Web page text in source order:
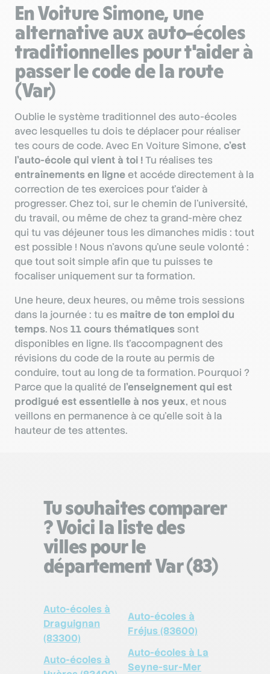
En Voiture Simone, une
alternative aux auto-écoles
traditionnelles pour t'aider à
passer le code de la route
(Var)
Oublie le système traditionnel des auto-écoles
avec lesquelles tu dois te déplacer pour réaliser
tes cours de code. Avec En Voiture Simone, c’est
l’auto-école qui vient à toi !Tu réalises tes
entraînements en ligneet accéde directement à la
correction de tes exercices pour t'aider à
progresser. Chez toi, sur le chemin de l’université,
du travail, ou même de chez ta grand-mère chez
qui tu vas déjeuner tous les dimanches midis : tout
est possible ! Nous n’avons qu’une seule volonté :
que tout soit simple afin que tu puisses te
focaliser uniquement sur ta formation.
Une heure, deux heures, ou même trois sessions
dans la journée : tu es maître de ton emploi du
temps. Nos 11 cours thématiques sont
disponibles en ligne. Ils t'accompagnent des
révisions du code de la route au permis de
conduire, tout au long de ta formation. Pourquoi ?
Parce que la qualité de l’enseignement qui est
prodigué est essentielle à nos yeux, et nous
veillons en permanence à ce qu’elle soit à la
hauteur de tes attentes.
Tu souhaites comparer
? Voici la liste des
villes pour le
département Var (83)
Auto-écoles à
Draguignan
(83300)
Auto-écoles à
Fréjus (83600)
Auto-écoles à
Auto-écoles à La
Seyne-sur-Mer